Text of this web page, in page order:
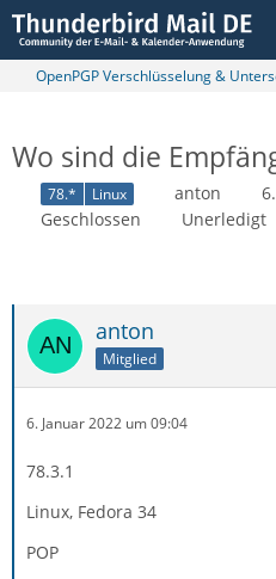
OpenPGP Verschlüsselung &
Wo sind die
78.* Linux anton
Geschlossen
Unerledigt
anton
Mitglied
6. Januar 2022 um 09:04
78.3.1
Linux, Fedora 34
POP